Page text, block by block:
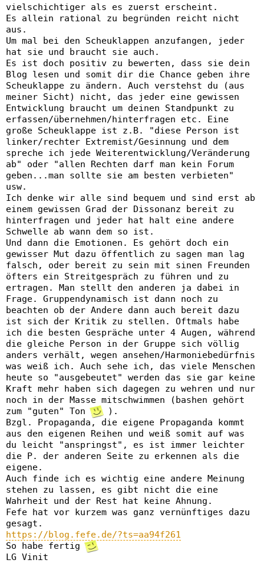
vielschichtiger als es zuerst erscheint.
Es allein rational zu begründen reicht nicht
aus.
Um mal bei den Scheuklappen anzufangen, jeder
hat sie und braucht sie auch.
Es ist doch positiv zu bewerten, dass sie dein
Blog lesen und somit dir die Chance geben ihre
Scheuklappe zu ändern. Auch verstehst du (aus
meiner Sicht) nicht, das jeder eine gewissen
Entwicklung braucht um deinen Standpunkt zu
erfassen/übernehmen/hinterfragen etc. Eine
große Scheuklappe ist z.B. "diese Person ist
linker/rechter Extremist/Gesinnung und dem
spreche ich jede Weiterentwicklung/Veränderung
ab" oder "allen Rechten darf man kein Forum
geben...man sollte sie am besten verbieten"
usw.
Ich denke wir alle sind bequem und sind erst ab
einem gewissen Grad der Dissonanz bereit zu
hinterfragen und jeder hat halt eine andere
Schwelle ab wann dem so ist.
Und dann die Emotionen. Es gehört doch ein
gewisser Mut dazu öffentlich zu sagen man lag
falsch, oder bereit zu sein mit sinen Freunden
öfters ein Streitgespräch zu führen und zu
ertragen. Man stellt den anderen ja dabei in
Frage. Gruppendynamisch ist dann noch zu
beachten ob der Andere dann auch bereit dazu
ist sich der Kritik zu stellen. Oftmals habe
ich die besten Gespräche unter 4 Augen, während
die gleiche Person in der Gruppe sich völlig
anders verhält, wegen ansehen/Harmoniebedürfnis
was weiß ich. Auch sehe ich, das viele Menschen
heute so "ausgebeutet" werden das sie gar keine
Kraft mehr haben sich dagegen zu wehren und nur
noch in der Masse mitschwimmen (bashen gehört
zum "guten" Ton
).
Bzgl. Propaganda, die eigene Propaganda kommt
aus den eigenen Reihen und weiß somit auf was
du leicht "anspringst", es ist immer leichter
die P. der anderen Seite zu erkennen als die
eigene.
Auch finde ich es wichtig eine andere Meinung
stehen zu lassen, es gibt nicht die eine
Wahrheit und der Rest hat keine Ahnung.
Fefe hat vor kurzem was ganz vernünftiges dazu
gesagt.
https://blog.fefe.de/?ts=aa94f261
So habe fertig
LG Vinit